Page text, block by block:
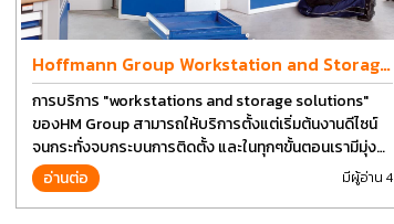
Hoffmann Group Workstation and Storage
Design
การบริการ "workstations and storage solutions"
ของHM Group สามารถให้บริการตั้งแต่เริ่มต้นงานดีไซน์
จนกระทั่งจบกระบนการติดตั้ง และในทุกๆขั้นตอนเรามีมุ่ง
มั่นเพื่อที่จะให้คุณได้รับคุณภาพและการที่งานที่ดีที่สุด บน
ต้นทุนที่ดีที่สุดเช่นกัน
อ่านต่อ มีผู้อ่าน 4